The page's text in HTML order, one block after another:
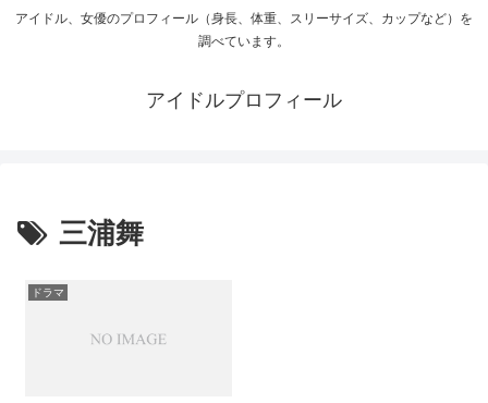
アイドル、女優のプロフィール（身長、体重、スリーサイズ、カップなど）を
調べています。
アイドルプロフィール
三浦舞
ドラマ